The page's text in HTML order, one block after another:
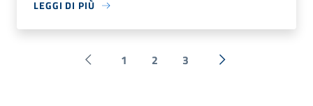
LEGGI DI PIÙ
Pagina precedente
1 2 3
Successiva »